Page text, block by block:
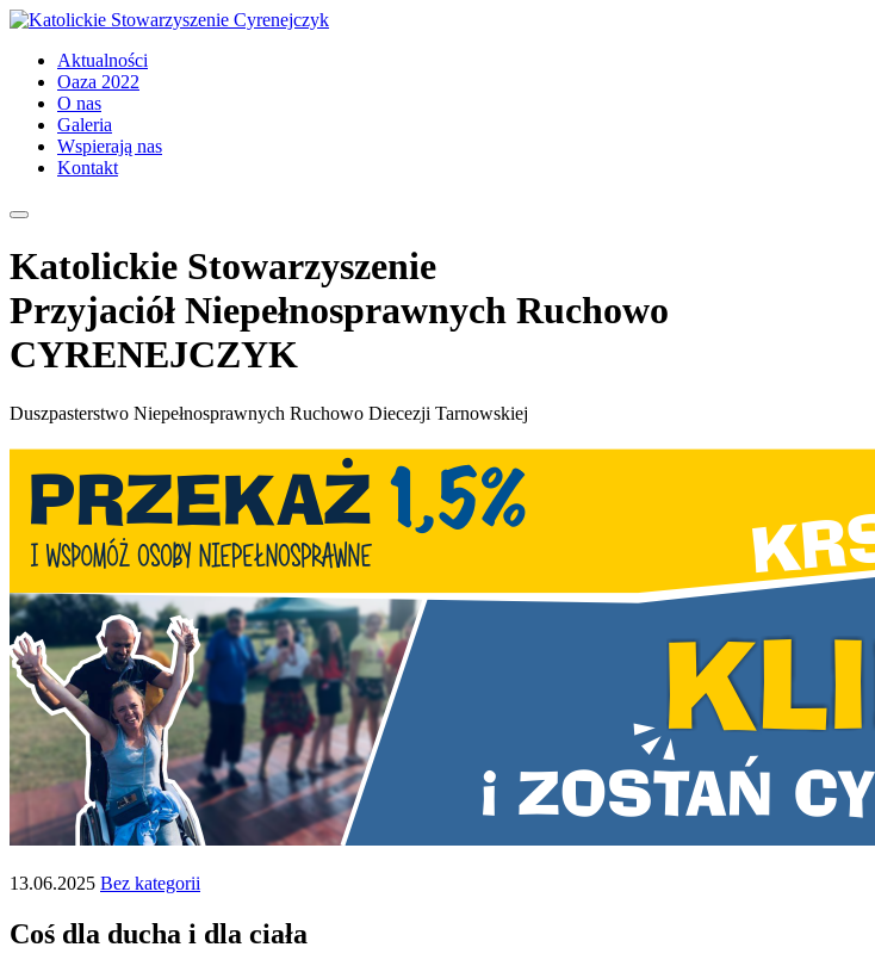
Aktualności
Oaza 2022
O nas
Galeria
Wspierają nas
Kontakt
Katolickie Stowarzyszenie
Przyjaciół Niepełnosprawnych Ruchowo
CYRENEJCZYK
Duszpasterstwo Niepełnosprawnych Ruchowo Diecezji Tarnowskiej
13.06.2025 Bez kategorii
Coś dla ducha i dla ciała